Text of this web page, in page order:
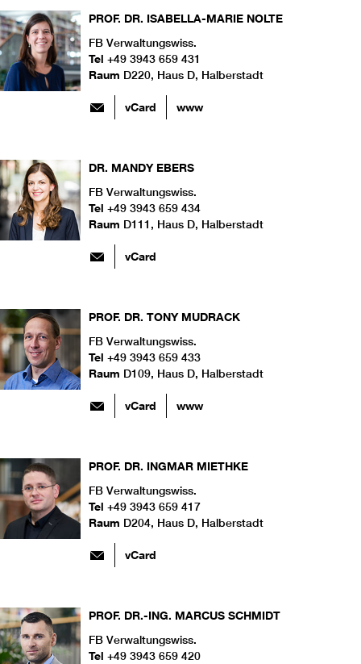
PROF. DR. ISABELLA-MARIE NOLTE
FB Verwaltungswiss.
Tel +49 3943 659 431
Raum D220, Haus D, Halberstadt
vCard www
DR. MANDY EBERS
FB Verwaltungswiss.
Tel +49 3943 659 434
Raum D111, Haus D, Halberstadt
vCard
PROF. DR. TONY MUDRACK
FB Verwaltungswiss.
Tel +49 3943 659 433
Raum D109, Haus D, Halberstadt
vCard www
PROF. DR. INGMAR MIETHKE
FB Verwaltungswiss.
Tel +49 3943 659 417
Raum D204, Haus D, Halberstadt
vCard
PROF. DR.-ING. MARCUS SCHMIDT
FB Verwaltungswiss.
Tel +49 3943 659 420